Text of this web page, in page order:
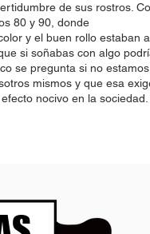
de sus rostros.
80 y 90, donde
y el buen rollo estaban
si soñabas con algo
se pregunta si no
mismos y que esa
nocivo en la sociedad.